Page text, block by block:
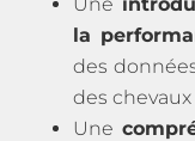
la
des
des
Une